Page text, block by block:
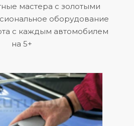
мастера с золотыми
оборудование
с каждым автомобилем
на 5+